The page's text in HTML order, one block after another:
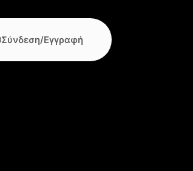
Σύνδεση/Εγγραφή